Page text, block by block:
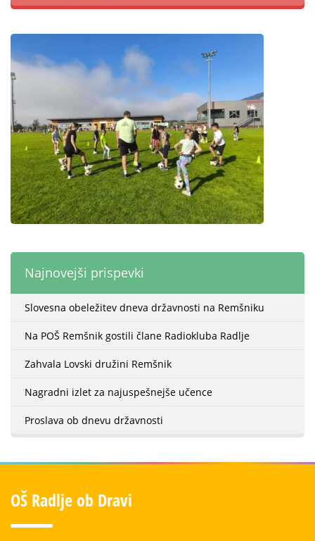
Najnovejši prispevki
Slovesna obeležitev dneva državnosti na Remšniku
Na POŠ Remšnik gostili člane Radiokluba Radlje
Zahvala Lovski družini Remšnik
Nagradni izlet za najuspešnejše učence
Proslava ob dnevu državnosti
OŠ Radlje ob Dravi